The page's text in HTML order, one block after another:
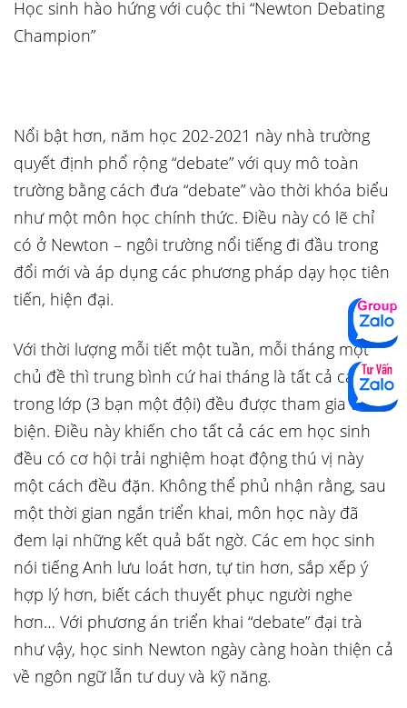
Học sinh hào hứng với cuộc thi “Newton Debating
Champion”
Nổi bật hơn, năm học 202-2021 này nhà trường
quyết định phổ rộng “debate” với quy mô toàn
trường bằng cách đưa “debate” vào thời khóa biểu
như một môn học chính thức. Điều này có lẽ chỉ
có ở Newton – ngôi trường nổi tiếng đi đầu trong
đổi mới và áp dụng các phương pháp dạy học tiên
tiến, hiện đại.
Với thời lượng mỗi tiết một tuần, mỗi tháng một
chủ đề thì trung bình cứ hai tháng là tất cả các đội
trong lớp (3 bạn một đội) đều được tham gia tranh
biện. Điều này khiến cho tất cả các em học sinh
đều có cơ hội trải nghiệm hoạt động thú vị này
một cách đều đặn. Không thể phủ nhận rằng, sau
một thời gian ngắn triển khai, môn học này đã
đem lại những kết quả bất ngờ. Các em học sinh
nói tiếng Anh lưu loát hơn, tự tin hơn, sắp xếp ý
hợp lý hơn, biết cách thuyết phục người nghe
hơn… Với phương án triển khai “debate” đại trà
như vậy, học sinh Newton ngày càng hoàn thiện cả
về ngôn ngữ lẫn tư duy và kỹ năng.